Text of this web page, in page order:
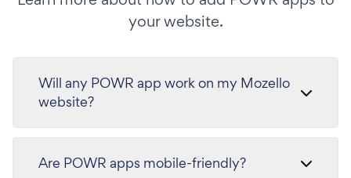
your website.
Will any POWR app work on my Mozello
website?
Are POWR apps mobile-friendly?